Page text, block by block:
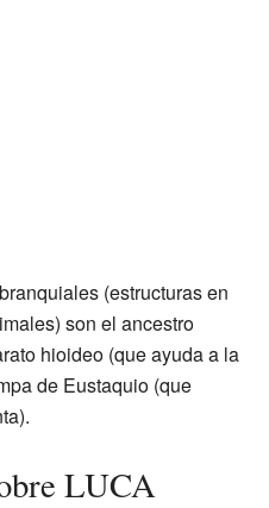
(estructuras en
son el ancestro
hioideo (que ayuda a la
de Eustaquio (que
LUCA